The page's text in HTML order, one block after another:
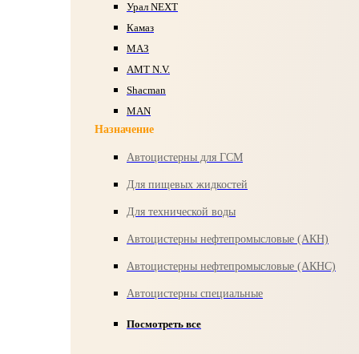
Урал NEXT
Камаз
МАЗ
AMT N.V.
Shacman
MAN
Назначение
Автоцистерны для ГСМ
Для пищевых жидкостей
Для технической воды
Автоцистерны нефтепромысловые (АКН)
Автоцистерны нефтепромысловые (АКНС)
Автоцистерны специальные
Посмотреть все